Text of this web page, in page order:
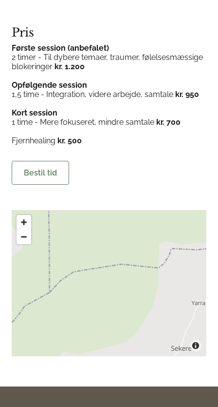
Pris
Første session (anbefalet)
2 timer - Til dybere temaer, traumer, følelsesmæssige
blokeringer kr. 1.200
Opfølgende session
1,5 time - Integration, videre arbejde, samtale kr. 950
Kort session
1 time - Mere fokuseret, mindre samtale kr. 700
Fjernhealing kr. 500
Bestil tid